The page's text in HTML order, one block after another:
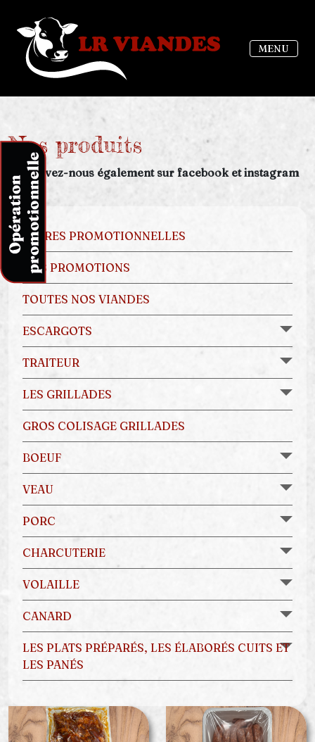
MENU
Nos produits
Retrouvez-nous également sur facebook et instagram
OFFRES PROMOTIONNELLES
NOS PROMOTIONS
TOUTES NOS VIANDES
ESCARGOTS
TRAITEUR
LES GRILLADES
GROS COLISAGE GRILLADES
BOEUF
VEAU
PORC
CHARCUTERIE
VOLAILLE
CANARD
LES PLATS PRÉPARÉS, LES ÉLABORÉS CUITS ET
LES PANÉS